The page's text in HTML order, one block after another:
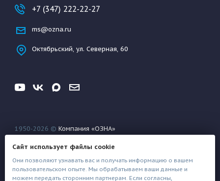
+7 (347) 222-22-27
ms@ozna.ru
Октябрьский, ул. Северная, 60
1950-2026 © Компания «ОЗНА»
Конфиденциальность
Условия использования
Файлы техподдержки
Сайт использует файлы cookie
Они позволяют узнавать вас и получать информацию о вашем
пользовательском опыте. Мы обрабатываем ваши данные и
можем передать сторонним партнерам. Если согласны,